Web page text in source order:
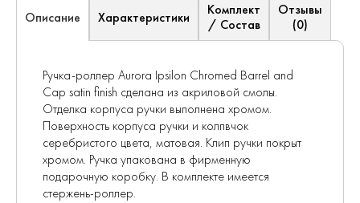
Описание Характеристики
Комплект
/ Состав
Отзывы
(0)
Ручка-роллер Aurora Ipsilon Chromed Barrel and
Cap satin finish сделана из акриловой смолы.
Отделка корпуса ручки выполнена хромом.
Поверхность корпуса ручки и колпвчок
серебристого цвета, матовая. Клип ручки покрыт
хромом. Ручка упакована в фирменную
подарочную коробку. В комплекте имеется
стержень-роллер.